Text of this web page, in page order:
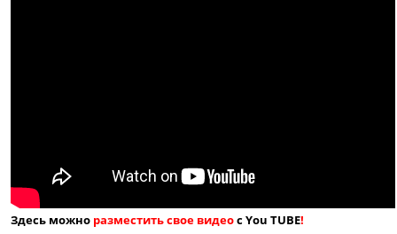
Здесь можно разместить свое видеос You TUBE!